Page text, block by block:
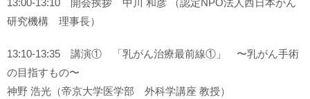
13:00-13:10 開会挨拶 中川 和彦 （認定NPO法人西日本がん
研究機構 理事長）
13:10-13:35 講演① 「乳がん治療最前線①」 〜乳がん手術
の目指すもの〜
神野 浩光（帝京大学医学部 外科学講座 教授）